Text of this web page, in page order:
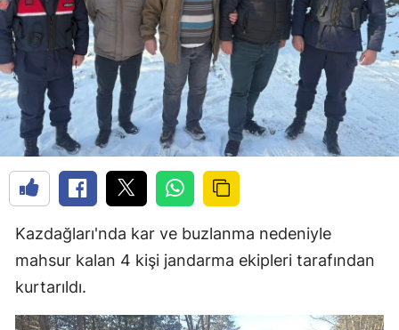
Kazdağları'nda kar ve buzlanma nedeniyle
mahsur kalan 4 kişi jandarma ekipleri tarafından
kurtarıldı.